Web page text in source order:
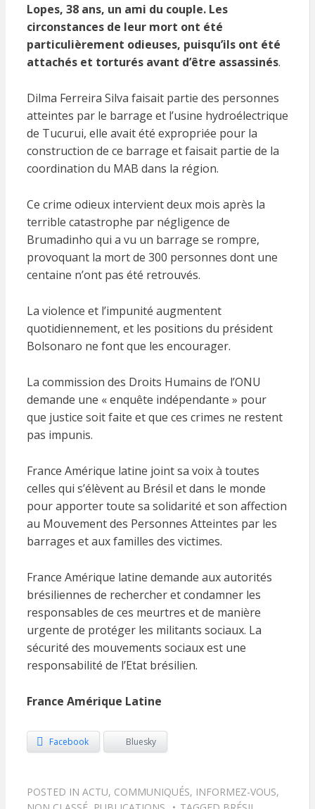
Lopes, 38 ans, un ami du couple. Les
circonstances de leur mort ont été
particulièrement odieuses, puisqu’ils ont été
attachés et torturés avant d’être assassinés.
Dilma Ferreira Silva faisait partie des personnes
atteintes par le barrage et l’usine hydroélectrique
de Tucurui, elle avait été expropriée pour la
construction de ce barrage et faisait partie de la
coordination du MAB dans la région.
Ce crime odieux intervient deux mois après la
terrible catastrophe par négligence de
Brumadinho qui a vu un barrage se rompre,
provoquant la mort de 300 personnes dont une
centaine n’ont pas été retrouvés.
La violence et l’impunité augmentent
quotidiennement, et les positions du président
Bolsonaro ne font que les encourager.
La commission des Droits Humains de l’ONU
demande une « enquête indépendante » pour
que justice soit faite et que ces crimes ne restent
pas impunis.
France Amérique latine joint sa voix à toutes
celles qui s’élèvent au Brésil et dans le monde
pour apporter toute sa solidarité et son affection
au Mouvement des Personnes Atteintes par les
barrages et aux familles des victimes.
France Amérique latine demande aux autorités
brésiliennes de rechercher et condamner les
responsables de ces meurtres et de manière
urgente de protéger les militants sociaux. La
sécurité des mouvements sociaux est une
responsabilité de l’Etat brésilien.
France Amérique Latine
Facebook Bluesky
POSTED IN ACTU, COMMUNIQUÉS, INFORMEZ-VOUS,